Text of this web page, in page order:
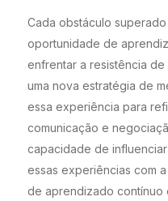
Cada obstáculo
oportunidade de
enfrentar a resistência
uma nova estratégia de
essa experiência para
comunicação e
capacidade de
essas experiências com
de aprendizado contínuo